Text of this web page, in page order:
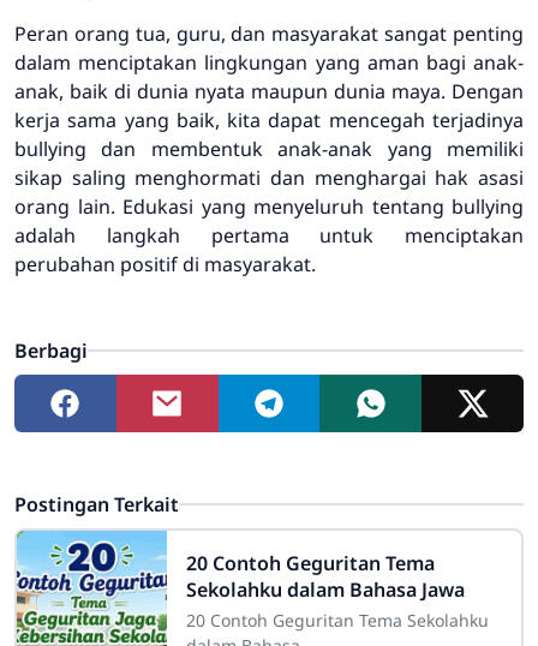
Peran orang tua, guru, dan masyarakat sangat penting
dalam menciptakan lingkungan yang aman bagi anak-
anak, baik di dunia nyata maupun dunia maya. Dengan
kerja sama yang baik, kita dapat mencegah terjadinya
bullying dan membentuk anak-anak yang memiliki
sikap saling menghormati dan menghargai hak asasi
orang lain. Edukasi yang menyeluruh tentang bullying
adalah langkah pertama untuk menciptakan
perubahan positif di masyarakat.
Berbagi
Postingan Terkait
20 Contoh Geguritan Tema
Sekolahku dalam Bahasa Jawa
20 Contoh Geguritan Tema Sekolahku